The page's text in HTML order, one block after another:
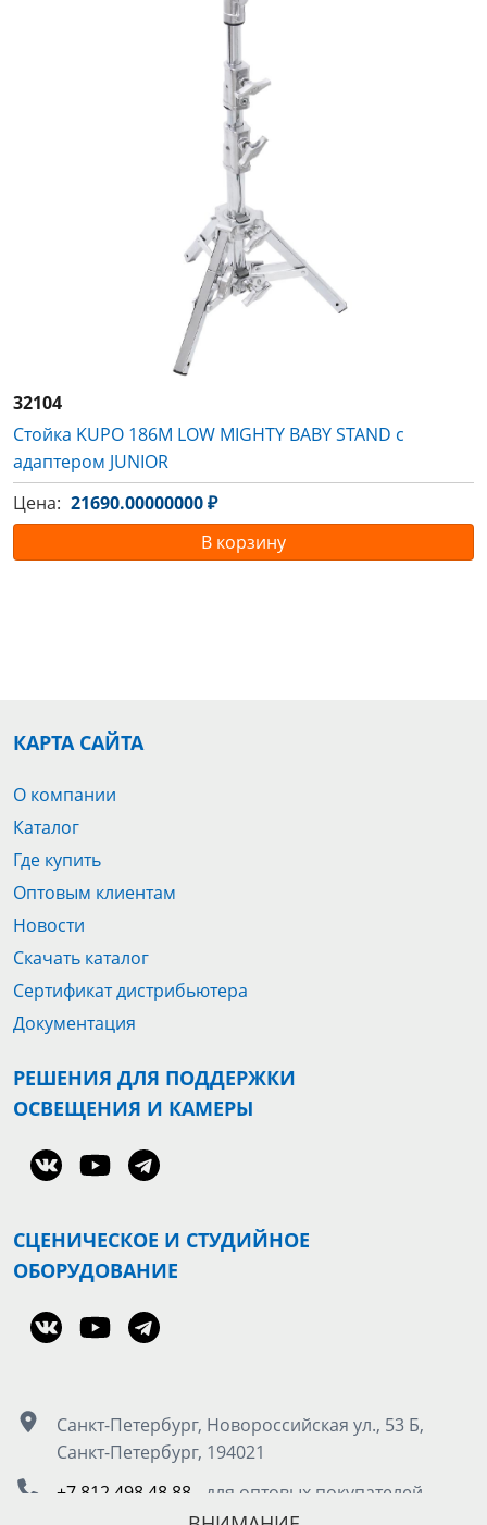
32104
Стойка KUPO 186M LOW MIGHTY BABY STAND с
адаптером JUNIOR
Цена: 21690.00000000 ₽
В корзину
КАРТА САЙТА
О компании
Каталог
Где купить
Оптовым клиентам
Новости
Скачать каталог
Сертификат дистрибьютера
Документация
РЕШЕНИЯ ДЛЯ ПОДДЕРЖКИ
ОСВЕЩЕНИЯ И КАМЕРЫ
СЦЕНИЧЕСКОЕ И СТУДИЙНОЕ
ОБОРУДОВАНИЕ
Санкт-Петербург, Новороссийская ул., 53 Б,
Санкт-Петербург, 194021
+7 812 498 48 88 - для оптовых покупателей
- для розничных покупателей